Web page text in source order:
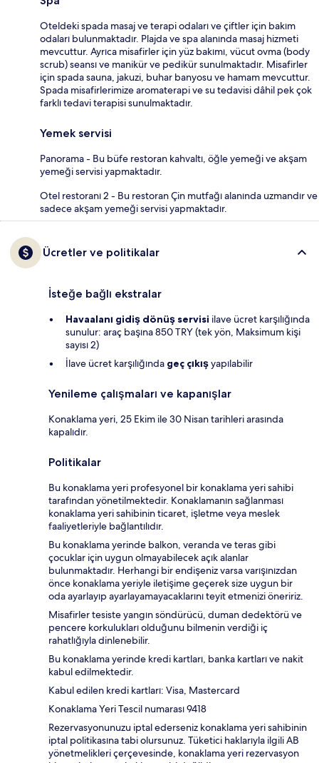
Oteldeki spada masaj ve terapi odaları ve çiftler için bakım
odaları bulunmaktadır. Plajda ve spa alanında masaj hizmeti
mevcuttur. Ayrıca misafirler için yüz bakımı, vücut ovma (body
scrub) seansı ve manikür ve pedikür sunulmaktadır. Misafirler
için spada sauna, jakuzi, buhar banyosu ve hamam mevcuttur.
Spada misafirlerimize aromaterapi ve su tedavisi dâhil pek çok
farklı tedavi terapisi sunulmaktadır.
Yemek servisi
Panorama - Bu büfe restoran kahvaltı, öğle yemeği ve akşam
yemeği servisi yapmaktadır.
Otel restoranı 2 - Bu restoran Çin mutfağı alanında uzmandır ve
sadece akşam yemeği servisi yapmaktadır.
Ücretler ve politikalar
İsteğe bağlı ekstralar
Havaalanı gidiş dönüş servisi ilave ücret karşılığında
sunulur: araç başına 850 TRY (tek yön, Maksimum kişi
sayısı 2)
İlave ücret karşılığında geç çıkışyapılabilir
Yenileme çalışmaları ve kapanışlar
Konaklama yeri, 25 Ekim ile 30 Nisan tarihleri arasında
kapalıdır.
Politikalar
Bu konaklama yeri profesyonel bir konaklama yeri sahibi
tarafından yönetilmektedir. Konaklamanın sağlanması
konaklama yeri sahibinin ticaret, işletme veya meslek
faaliyetleriyle bağlantılıdır.
Bu konaklama yerinde balkon, veranda ve teras gibi
çocuklar için uygun olmayabilecek açık alanlar
bulunmaktadır. Herhangi bir endişeniz varsa varışınızdan
önce konaklama yeriyle iletişime geçerek size uygun bir
oda ayarlayıp ayarlayamayacaklarını teyit etmenizi öneririz.
Misafirler tesiste yangın söndürücü, duman dedektörü ve
pencere korkulukları olduğunu bilmenin verdiği iç
rahatlığıyla dinlenebilir.
Bu konaklama yerinde kredi kartları, banka kartları ve nakit
kabul edilmektedir.
Kabul edilen kredi kartları: Visa, Mastercard
Konaklama Yeri Tescil numarası 9418
Rezervasyonunuzu iptal ederseniz konaklama yeri sahibinin
iptal politikasına tabi olursunuz. Tüketici haklarıyla ilgili AB
yönetmelikleri çerçevesinde, konaklama yeri rezervasyon